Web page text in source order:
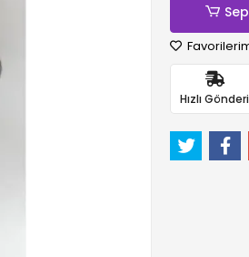
Hızlı Gönderi